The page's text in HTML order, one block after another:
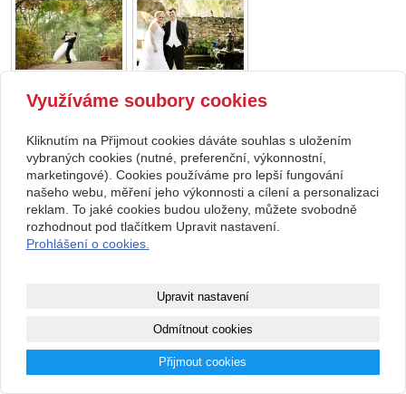
Kontakt
Svatební studio Forever
Nekonečná 1024, 123 00
Praha
+420 123 456 789
info@ssforever.cz
webové stránkys AI,doménaa
registrátora v ČR
Mapa webu|Zobrazit klasickou verzi
Využíváme soubory cookies
Kliknutím na Přijmout cookies dáváte souhlas s uložením
vybraných cookies (nutné, preferenční, výkonnostní,
marketingové). Cookies používáme pro lepší fungování
našeho webu, měření jeho výkonnosti a cílení a personalizaci
reklam. To jaké cookies budou uloženy, můžete svobodně
rozhodnout pod tlačítkem Upravit nastavení.
Prohlášení o cookies.
Upravit nastavení
Odmítnout cookies
Přijmout cookies